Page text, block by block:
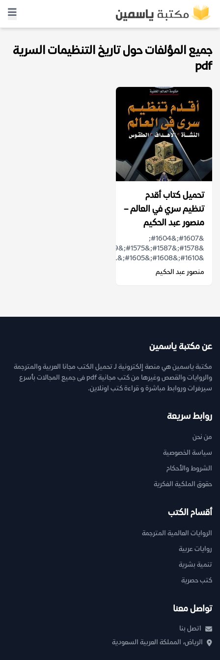
جميع المؤلفات حول تاريخ التنظيمات السرية
pdf
تحميل كتاب أقدم
تنظيم سري في العالم –
منصور عبد الحكيم
&#1607;&#1604;
&#1610;&#1608;&#1605;&...
منصور عبد الحكيم
عن مكتبة ياسمين
مكتبة ياسمين هي منصة إلكترونية لـ تحميل الكتب مجانا العربية والمترجمة
والروايات والقصص وغيرها من كتب مجانية pdf فى جميع المجالات بأسرع
سيرفرات وروابط مباشرة و قراءة كتب اونلاين.
روابط سريعة
من نحن
سياسة الخصوصية
الشروط والأحكام
حقوق الملكية الفكرية
أقسام الكتب
الروايات العالمية المترجمة
روايات عربية
تنمية بشرية
كتب حصرية
تواصل معنا
اتصل بنا
الرياض، المملكة العربية السعودية